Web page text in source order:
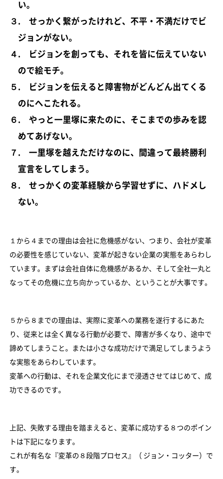
い。
３. せっかく繋がったけれど、不平・不満だけでビ
ジョンがない。
４. ビジョンを創っても、それを皆に伝えていない
ので絵モチ。
５. ビジョンを伝えると障害物がどんどん出てくる
のにへこたれる。
６. やっと一里塚に来たのに、そこまでの歩みを認
めてあげない。
７. 一里塚を越えただけなのに、間違って最終勝利
宣言をしてしまう。
８. せっかくの変革経験から学習せずに、ハドメし
ない。
１から４までの理由は会社に危機感がない、つまり、会社が変革
の必要性を感じていない、変革が起きない企業の実態をあらわし
ています。まずは会社自体に危機感があるか、そして全社一丸と
なってその危機に立ち向かっているか、ということが大事です。
５から８までの理由は、実際に変革への業務を遂行するにあた
り、従来とは全く異なる行動が必要で、障害が多くなり、途中で
諦めてしまうこと。または小さな成功だけで満足してしまうよう
な実態をあらわしています。
変革への行動は、それを企業文化にまで浸透させてはじめて、成
功できるのです。
上記、失敗する理由を踏まえると、変革に成功する８つのポイン
トは下記になります。
これが有名な『変革の８段階プロセス』（ ジョン・コッター）で
す。